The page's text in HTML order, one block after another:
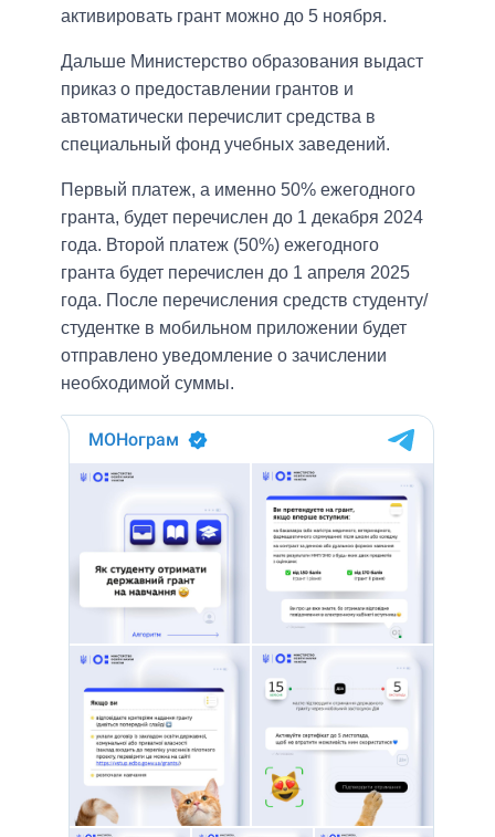
активировать грант можно до 5 ноября.
Дальше Министерство образования выдаст
приказ о предоставлении грантов и
автоматически перечислит средства в
специальный фонд учебных заведений.
Первый платеж, а именно 50% ежегодного
гранта, будет перечислен до 1 декабря 2024
года. Второй платеж (50%) ежегодного
гранта будет перечислен до 1 апреля 2025
года. После перечисления средств студенту/
студентке в мобильном приложении будет
отправлено уведомление о зачислении
необходимой суммы.